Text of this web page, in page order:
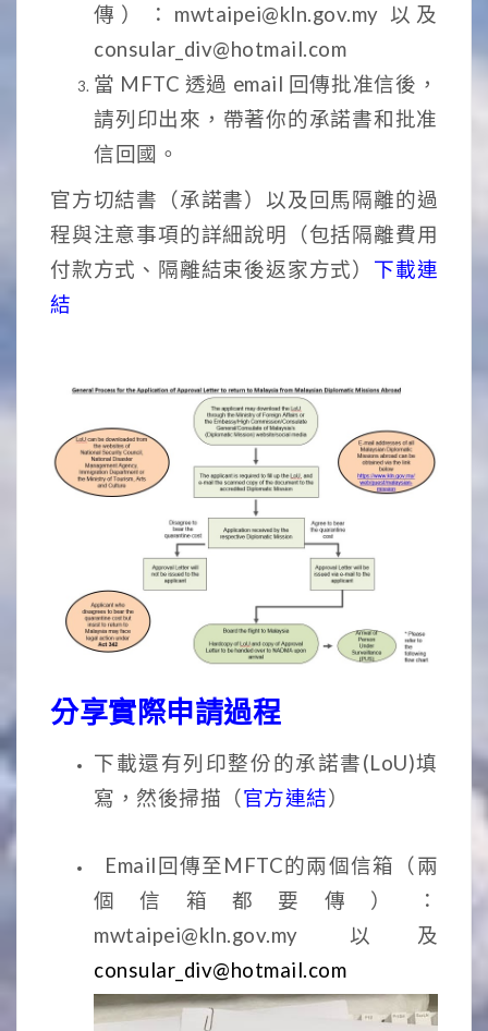
傳）：mwtaipei@kln.gov.my 以及
consular_div@hotmail.com
當 MFTC 透過 email 回傳批准信後，
請列印出來，帶著你的承諾書和批准
信回國。
官方切結書（承諾書）以及回馬隔離的過
程與注意事項的詳細說明（包括隔離費用
付款方式、隔離結束後返家方式） 下載連
結
分享實際申請過程
下載還有列印整份的承諾書(LoU)填
寫，然後掃描（官方連結）
Email回傳至MFTC的兩個信箱（兩
個信箱都要傳）：
mwtaipei@kln.gov.my 以及
consular_div@hotmail.com